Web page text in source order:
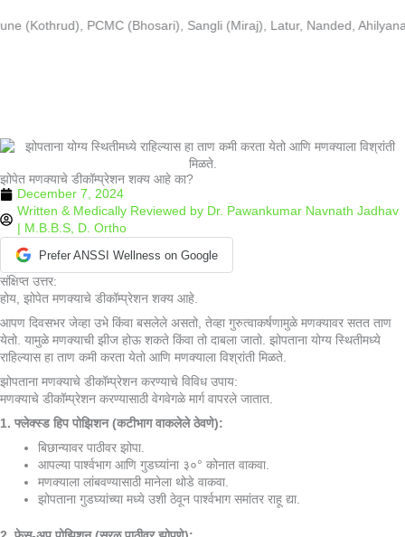
to(Kothrud), PCMC (Bhosari), Sangli (Miraj), Latur, Nanded,
झोपेत मणक्याचे डीकॉम्प्रेशन शक्य आहे का?
December 7, 2024
Written & Medically Reviewed by Dr. Pawankumar Navnath Jadhav
| M.B.B.S, D. Ortho
Prefer ANSSI Wellness on Google
संक्षिप्त उत्तर:
होय, झोपेत मणक्याचे डीकॉम्प्रेशन शक्य आहे.
आपण दिवसभर जेव्हा उभे किंवा बसलेले असतो, तेव्हा गुरुत्वाकर्षणामुळे मणक्यावर सतत ताण
येतो. यामुळे मणक्याची झीज होऊ शकते किंवा तो दाबला जातो. झोपताना योग्य स्थितीमध्ये
राहिल्यास हा ताण कमी करता येतो आणि मणक्याला विश्रांती मिळते.
झोपताना मणक्याचे डीकॉम्प्रेशन करण्याचे विविध उपाय:
मणक्याचे डीकॉम्प्रेशन करण्यासाठी वेगवेगळे मार्ग वापरले जातात.
1. फ्लेक्स्ड हिप पोझिशन (कटीभाग वाकलेले ठेवणे):
बिछान्यावर पाठीवर झोपा.
आपल्या पार्श्वभाग आणि गुडघ्यांना ३०° कोनात वाकवा.
मणक्याला लांबवण्यासाठी मानेला थोडे वाकवा.
झोपताना गुडघ्यांच्या मध्ये उशी ठेवून पार्श्वभाग समांतर राहू द्या.